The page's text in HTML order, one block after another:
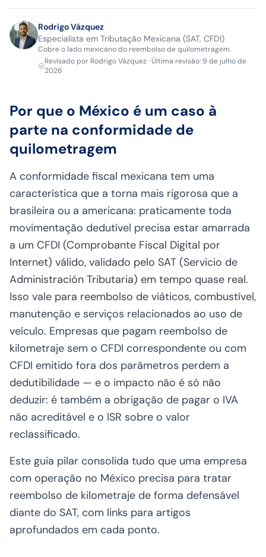
Rodrigo Vázquez
Especialista em Tributação Mexicana (SAT, CFDI)
Cobre o lado mexicano do reembolso de quilometragem.
Revisado por Rodrigo Vázquez ·Última revisão:9 de julho de
2026
Por que o México é um caso à
parte na conformidade de
quilometragem
A conformidade fiscal mexicana tem uma
característica que a torna mais rigorosa que a
brasileira ou a americana: praticamente toda
movimentação dedutível precisa estar amarrada
a um CFDI (Comprobante Fiscal Digital por
Internet) válido, validado pelo SAT (Servicio de
Administración Tributaria) em tempo quase real.
Isso vale para reembolso de viáticos, combustível,
manutenção e serviços relacionados ao uso de
veículo. Empresas que pagam reembolso de
kilometraje sem o CFDI correspondente ou com
CFDI emitido fora dos parâmetros perdem a
dedutibilidade — e o impacto não é só não
deduzir: é também a obrigação de pagar o IVA
não acreditável e o ISR sobre o valor
reclassificado.
Este guia pilar consolida tudo que uma empresa
com operação no México precisa para tratar
reembolso de kilometraje de forma defensável
diante do SAT, com links para artigos
aprofundados em cada ponto.